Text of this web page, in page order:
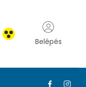
Belépés